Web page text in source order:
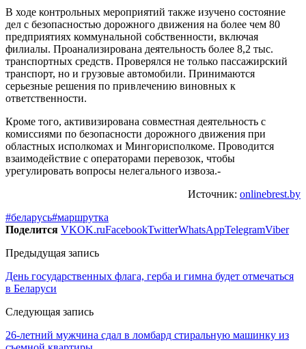
В ходе контрольных мероприятий также изучено состояние
дел с безопасностью дорожного движения на более чем 80
предприятиях коммунальной собственности, включая
филиалы. Проанализирована деятельность более 8,2 тыс.
транспортных средств. Проверялся не только пассажирский
транспорт, но и грузовые автомобили. Принимаются
серьезные решения по привлечению виновных к
ответственности.
Кроме того, активизирована совместная деятельность с
комиссиями по безопасности дорожного движения при
областных исполкомах и Мингорисполкоме. Проводится
взаимодействие с операторами перевозок, чтобы
урегулировать вопросы нелегального извоза.-
Источник: onlinebrest.by
#беларусь#маршрутка
Поделится VKOK.ruFacebookTwitterWhatsAppTelegramViber
Предыдущая запись
День государственных флага, герба и гимна будет отмечаться
в Беларуси
Следующая запись
26-летний мужчина сдал в ломбард стиральную машинку из